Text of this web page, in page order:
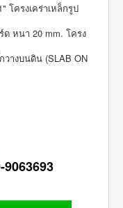
โครงเคร่าเหล็กรูป
หนา 20 mm. โครง
างบนดิน (SLAB ON